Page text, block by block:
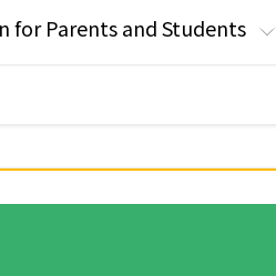
for Parents and Students